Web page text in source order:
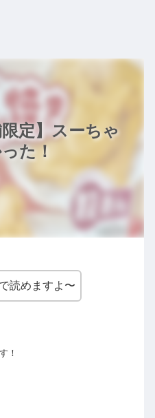
定】スーちゃ
た！
読めますよ〜
！